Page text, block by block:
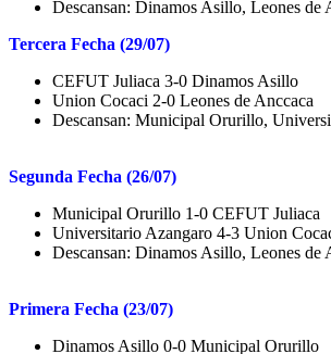
Descansan: Dinamos Asillo, Leones de
Tercera Fecha (29/07)
CEFUT Juliaca 3-0 Dinamos Asillo
Union Cocaci 2-0 Leones de Anccaca
Descansan: Municipal Orurillo,
Segunda Fecha (26/07)
Municipal Orurillo 1-0 CEFUT Juliaca
Universitario Azangaro 4-3 Union
Descansan: Dinamos Asillo, Leones de
Primera Fecha (23/07)
Dinamos Asillo 0-0 Municipal Orurillo